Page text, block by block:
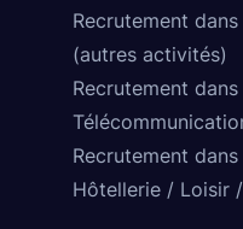
Recrutement
(autres activités)
Recrutement
Recrutement
Hôtellerie / Loisir